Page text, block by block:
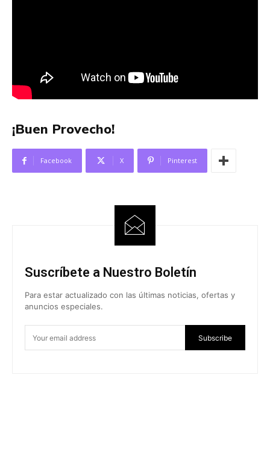
¡Buen Provecho!
Facebook X Pinterest
Suscríbete a Nuestro Boletín
Para estar actualizado con las últimas noticias, ofertas y
anuncios especiales.
Subscribe